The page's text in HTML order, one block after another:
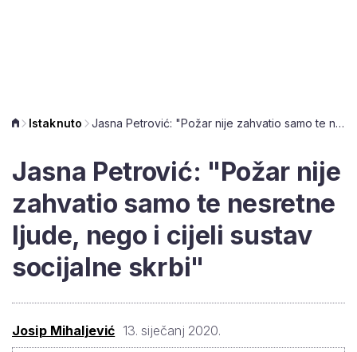
Istaknuto Jasna Petrović: "Požar nije zahvatio samo te nesretne ljude, nego i cijeli sustav socijalne skrbi"
Jasna Petrović: "Požar nije
zahvatio samo te nesretne
ljude, nego i cijeli sustav
socijalne skrbi"
Josip Mihaljević 13. siječanj 2020.